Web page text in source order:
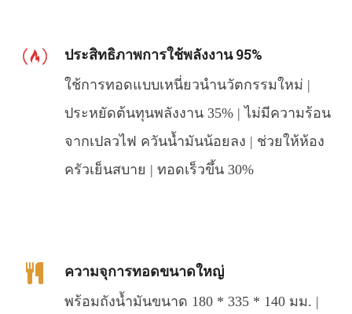
ประสิทธิภาพการใช้พลังงาน 95%
ใช้การทอดแบบเหนี่ยวนำนวัตกรรมใหม่ |
ประหยัดต้นทุนพลังงาน 35% | ไม่มีความร้อน
จากเปลวไฟ ควันน้ำมันน้อยลง | ช่วยให้ห้อง
ครัวเย็นสบาย | ทอดเร็วขึ้น 30%
ความจุการทอดขนาดใหญ่
พร้อมถังน้ำมันขนาด 180 * 335 * 140 มม. |